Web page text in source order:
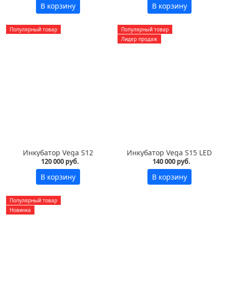
В корзину В корзину
Популярный товар
Инкубатор Vega S12
120 000 руб.
В корзину
Популярный товар
Лидер продаж
Инкубатор Vega S15 LED
140 000 руб.
В корзину
Популярный товар
Новинка